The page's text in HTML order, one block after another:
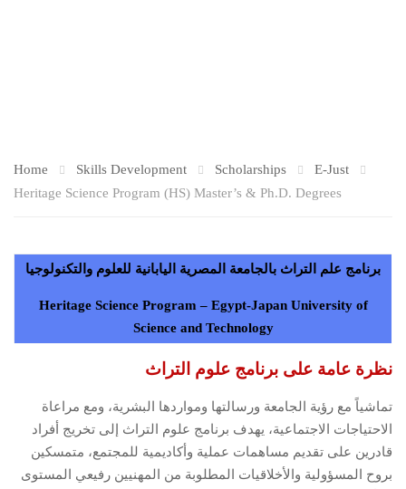
Home Skills Development Scholarships
E-Just
Heritage Science Program (HS) Master’s & Ph.D. Degrees
برنامج علم التراث بالجامعة المصرية اليابانية للعلوم والتكنولوجيا
Heritage Science Program – Egypt-Japan University of
Science and Technology
نظرة عامة على برنامج علوم التراث
تماشياً مع رؤية الجامعة ورسالتها ومواردها البشرية، ومع مراعاة
الاحتياجات الاجتماعية، يهدف برنامج علوم التراث إلى تخريج أفراد
قادرين على تقديم مساهمات عملية وأكاديمية للمجتمع، متمسكين
بروح المسؤولية والأخلاقيات المطلوبة من المهنيين رفيعي المستوى